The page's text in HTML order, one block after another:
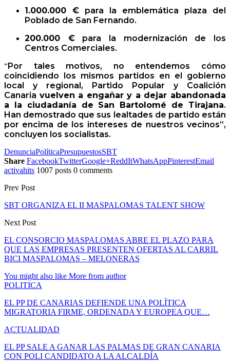
1.000.000 €
para la emblemática plaza del
Poblado de San Fernando.
200.000 €
para la modernización de los
Centros Comerciales.
“Por tales motivos, no entendemos cómo
coincidiendo los mismos partidos en el gobierno
local y regional, Partido Popular y Coalición
Canaria vuelven a engañar y a dejar abandonada
a la ciudadanía de San Bartolomé de Tirajana.
Han demostrado que sus lealtades de partido están
por encima de los intereses de nuestros vecinos”,
concluyen los socialistas.
DenunciaPolíticaPresupuestosSBT
Share FacebookTwitterGoogle+ReddItWhatsAppPinterestEmail
activahits 1007 posts 0 comments
Prev Post
SBT ORGANIZA EL II MASPALOMAS TALENT SHOW
Next Post
EL CONSORCIO MASPALOMAS ABRE EL PLAZO PARA
QUE LAS EMPRESAS PRESENTEN OFERTAS AL CARRIL
BICI MASPALOMAS – MELONERAS
You might also like More from author
POLITICA
EL PP DE CANARIAS DEFIENDE UNA POLÍTICA
MIGRATORIA FIRME, ORDENADA Y EUROPEA QUE…
ACTUALIDAD
EL PP SALE A GANAR LAS PALMAS DE GRAN CANARIA
CON POLI CANDIDATO A LA ALCALDÍA